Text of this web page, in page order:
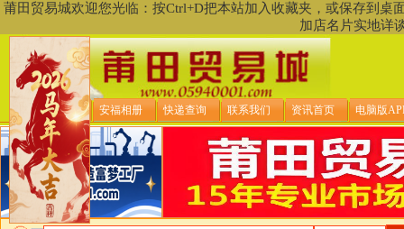
莆田贸易城欢迎您光临：按Ctrl+D把本站加入收藏夹，或保存到
加店名片实地详
贸易城首页 安福相册 快递查询 联系我们 资讯首页 电脑版